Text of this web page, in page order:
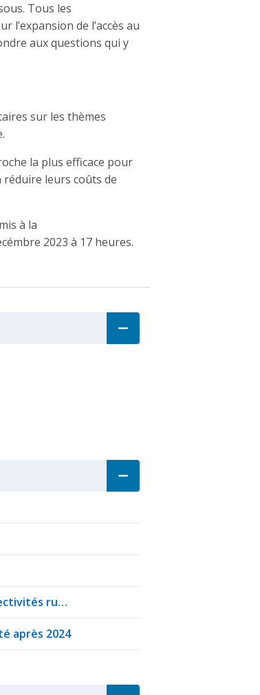
Tous les
de l’accès au
aux questions qui y
sur les thèmes
la plus efficace pour
leurs coûts de
à la
2023 à 17 heures.
ru…
après 2024